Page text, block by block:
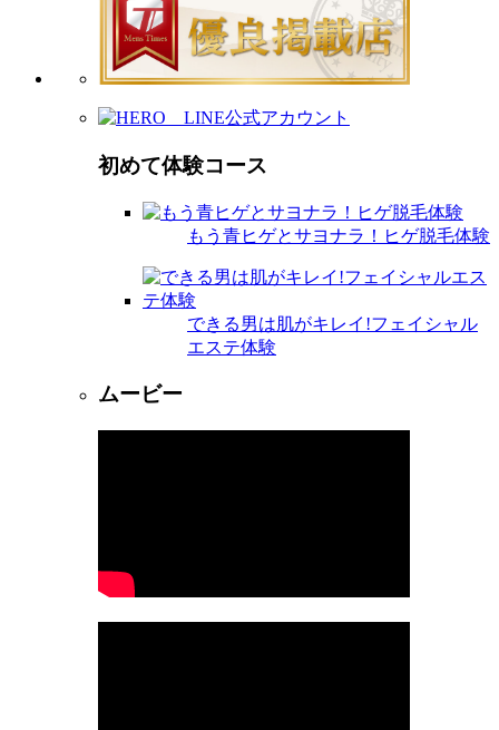
初めて体験コース
もう青ヒゲとサヨナラ！ヒゲ脱毛体験
できる男は肌がキレイ!フェイシャル
エステ体験
ムービー